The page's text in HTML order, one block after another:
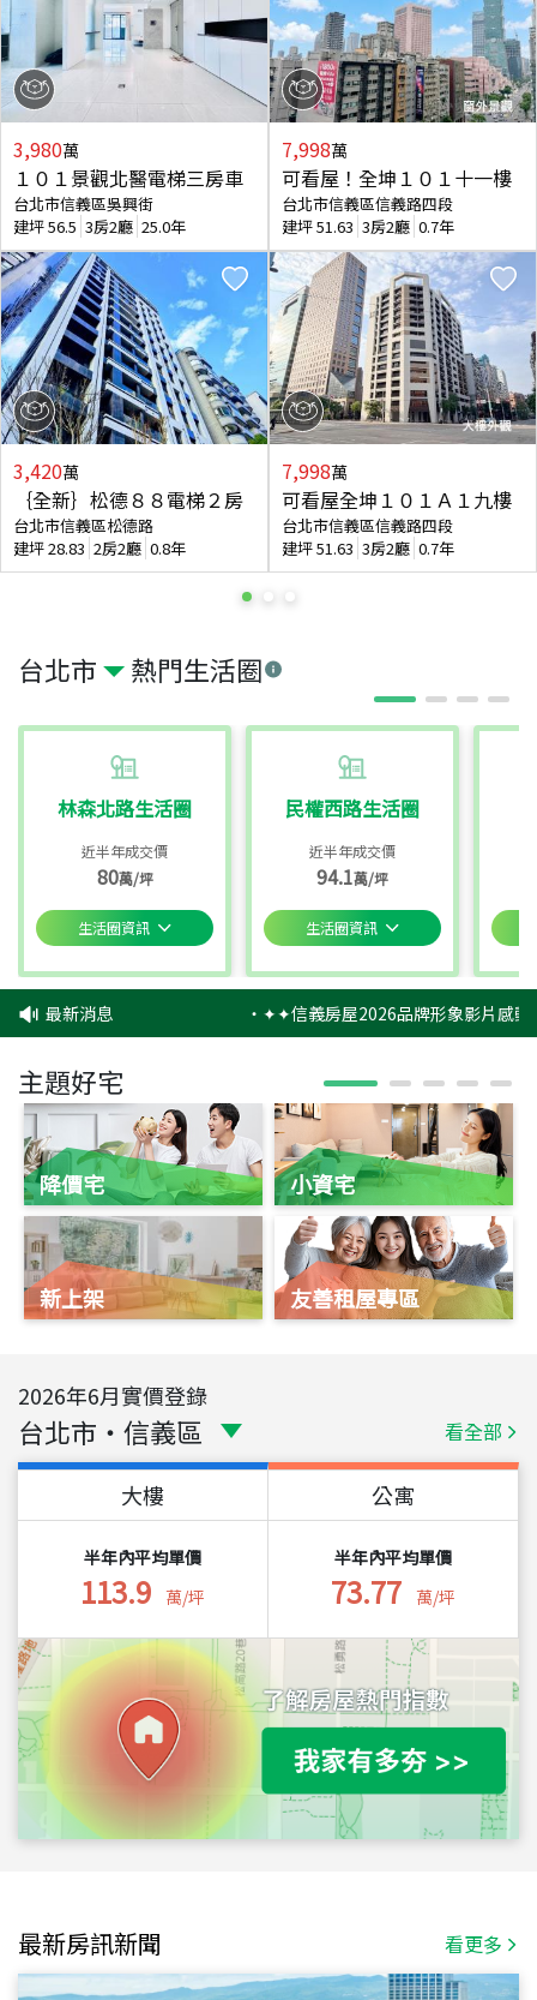
台北市 熱門生活圈
林森北路生活圈
近半年成交價
80萬/坪
生活圈資訊
民權西路生活圈
近半年成交價
94.1萬/坪
生活圈資訊
3,980萬
１０１景觀北醫電梯三房車
台北市信義區吳興街
建坪56.5 3房2廳 25.0年
3,420萬
｛全新｝松德８８電梯２房
台北市信義區松德路
建坪28.83 2房2廳 0.8年
7,998萬
可看屋！全坤１０１十一樓
台北市信義區信義路四段
建坪51.63 3房2廳 0.7年
7,998萬
可看屋全坤１０１Ａ１九樓
台北市信義區信義路四段
建坪51.63 3房2廳 0.7年
最新消息 ‧✦✦信義房屋2026品牌形象影片感動
主題好宅
降價宅
新上架
小資宅
友善租屋專區
2026年6月實價登錄
台北市 ・ 信義區 看全部
大樓
半年內平均單價
113.9 萬/坪
公寓
半年內平均單價
73.77 萬/坪
最新房訊新聞 看更多